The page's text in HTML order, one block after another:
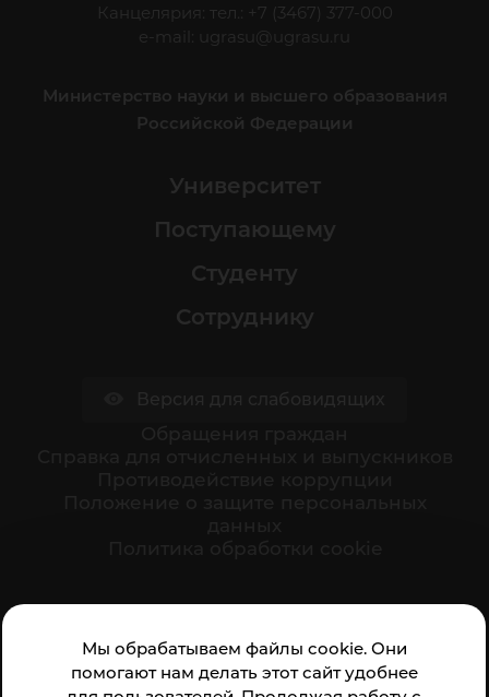
Мы обрабатываем файлы cookie. Они
помогают нам делать этот сайт удобнее
Канцелярия: тел.: +7 (3467) 377-000
e-mail:
ugrasu@ugrasu.ru
Министерство науки и высшего образования
Российской Федерации
Университет
Поступающему
Студенту
Сотруднику
организации: